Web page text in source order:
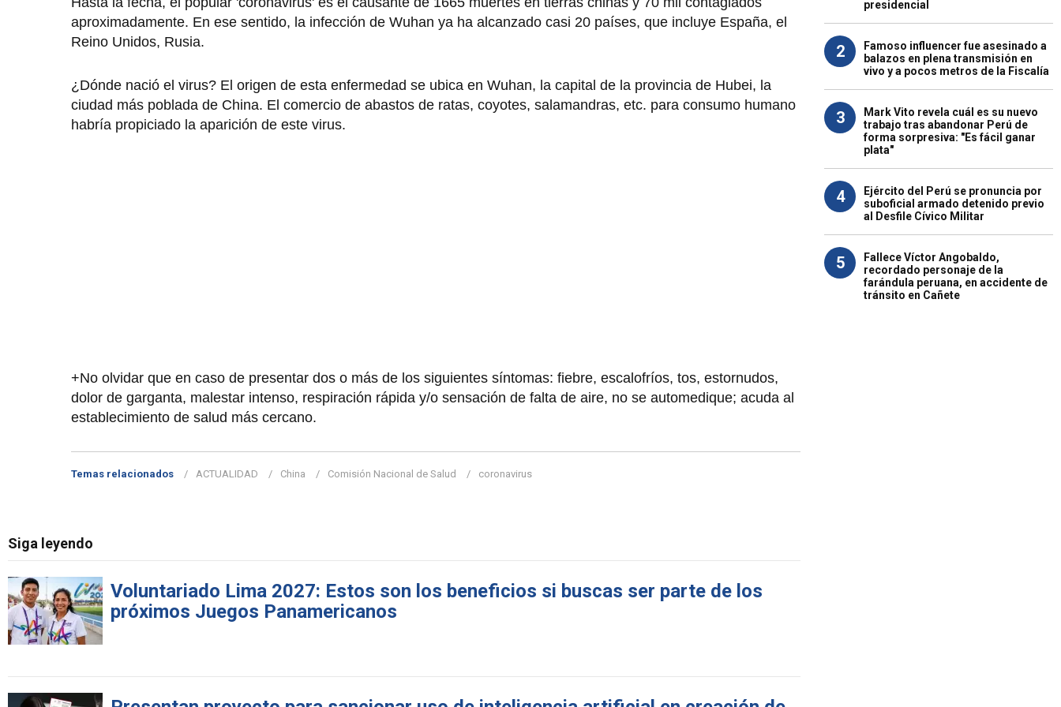
aproximadamente. En ese sentido, la infección de Wuhan ya ha alcanzado casi 20 países, que incluye España, el
Reino Unidos, Rusia.
¿Dónde nació el virus? El origen de esta enfermedad se ubica en Wuhan, la capital de la provincia de Hubei, la
ciudad más poblada de China. El comercio de abastos de ratas, coyotes, salamandras, etc. para consumo humano
habría propiciado la aparición de este virus.
+No olvidar que en caso de presentar dos o más de los siguientes síntomas: fiebre, escalofríos, tos, estornudos,
dolor de garganta, malestar intenso, respiración rápida y/o sensación de falta de aire, no se automedique; acuda al
establecimiento de salud más cercano.
Temas relacionados ACTUALIDAD China Comisión Nacional de Salud coronavirus
Siga leyendo
Voluntariado Lima 2027: Estos son los beneficios si buscas ser parte de los
próximos Juegos Panamericanos
presidencial
2
Famoso influencer fue asesinado a
balazos en plena transmisión en
vivo y a pocos metros de la Fiscalía
3
Mark Vito revela cuál es su nuevo
trabajo tras abandonar Perú de
forma sorpresiva: "Es fácil ganar
plata"
4
Ejército del Perú se pronuncia por
suboficial armado detenido previo
al Desfile Cívico Militar
5
Fallece Víctor Angobaldo,
recordado personaje de la
farándula peruana, en accidente de
tránsito en Cañete